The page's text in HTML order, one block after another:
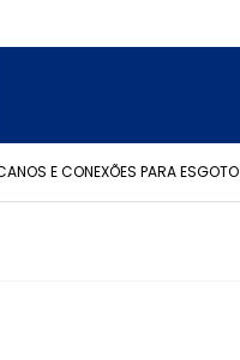
E CONEXÕES PARA ESGOTO